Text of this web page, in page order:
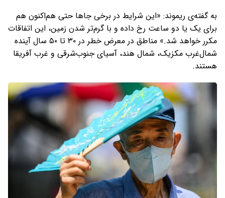
به گفته‌ی ریموند: «این شرایط در برخی جاها حتی هم‌اکنون هم
برای یک یا دو ساعت رخ داده و با گرم‌تر شدن زمین، این اتفاقات
مکرر خواهد شد.» مناطق در معرض خطر در ۳۰ تا ۵۰ سال آینده
شمال‌غرب مکزیک، شمال هند، آسیای جنوب‌شرقی و غرب آفریقا
هستند.